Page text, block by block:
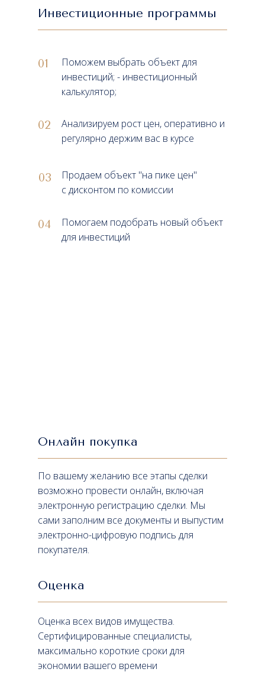
Инвестиционные программы
Поможем выбрать объект для
инвестиций; - инвестиционный
калькулятор;
Анализируем рост цен, оперативно и
регулярно держим вас в курсе
Продаем объект "на пике цен"
с дисконтом по комиссии
01
02
03
Помогаем подобрать новый объект
для инвестиций
04
Онлайн покупка
По вашему желанию все этапы сделки
возможно провести онлайн, включая
электронную регистрацию сделки. Мы
сами заполним все документы и выпустим
электронно-цифровую подпись для
покупателя.
Оценка
Оценка всех видов имущества.
Сертифицированные специалисты,
максимально короткие сроки для
экономии вашего времени